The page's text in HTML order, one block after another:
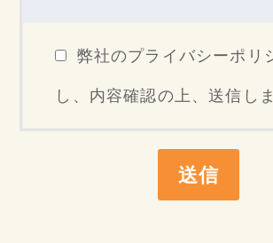
弊社のプライバシーポリ
し、内容確認の上、送信しま